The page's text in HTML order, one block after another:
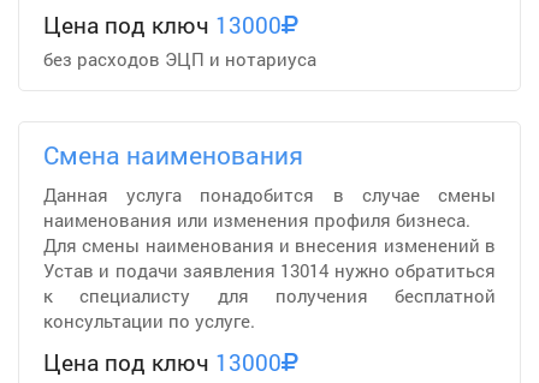
Цена под ключ 13000
без расходов ЭЦП и нотариуса
Смена наименования
Данная услуга понадобится в случае смены
наименования или изменения профиля бизнеса.
Для смены наименования и внесения изменений в
Устав и подачи заявления 13014 нужно обратиться
к специалисту для получения бесплатной
консультации по услуге.
Цена под ключ 13000